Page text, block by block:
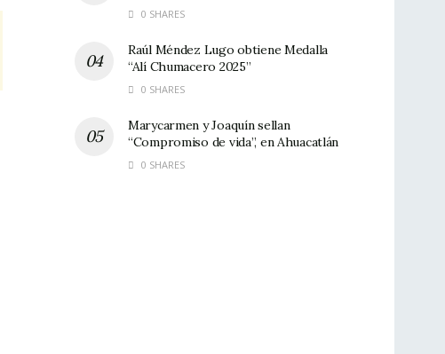
0 SHARES
Raúl Méndez Lugo obtiene Medalla
“Alí Chumacero 2025”
0 SHARES
Marycarmen y Joaquín sellan
“Compromiso de vida”, en Ahuacatlán
0 SHARES